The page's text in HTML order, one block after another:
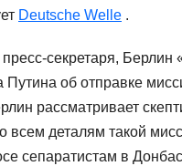
Deutsche Welle .
секретаря, Берлин
Путина об отправке
рассматривает
всем деталям такой
сепаратистам в